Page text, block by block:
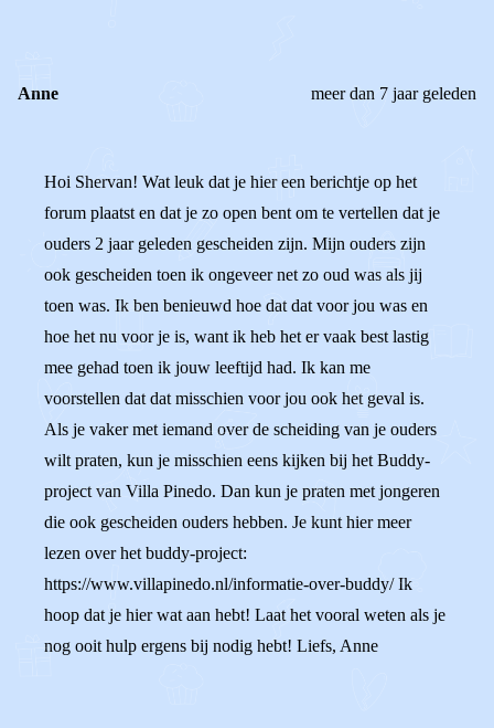
Anne meer dan 7 jaar geleden
Hoi Shervan! Wat leuk dat je hier een berichtje op het
forum plaatst en dat je zo open bent om te vertellen dat je
ouders 2 jaar geleden gescheiden zijn. Mijn ouders zijn
ook gescheiden toen ik ongeveer net zo oud was als jij
toen was. Ik ben benieuwd hoe dat dat voor jou was en
hoe het nu voor je is, want ik heb het er vaak best lastig
mee gehad toen ik jouw leeftijd had. Ik kan me
voorstellen dat dat misschien voor jou ook het geval is.
Als je vaker met iemand over de scheiding van je ouders
wilt praten, kun je misschien eens kijken bij het Buddy-
project van Villa Pinedo. Dan kun je praten met jongeren
die ook gescheiden ouders hebben. Je kunt hier meer
lezen over het buddy-project:
https://www.villapinedo.nl/informatie-over-buddy/ Ik
hoop dat je hier wat aan hebt! Laat het vooral weten als je
nog ooit hulp ergens bij nodig hebt! Liefs, Anne